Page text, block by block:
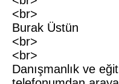
<br>
Burak Üstün
<br>
<br>
Danışmanlık ve